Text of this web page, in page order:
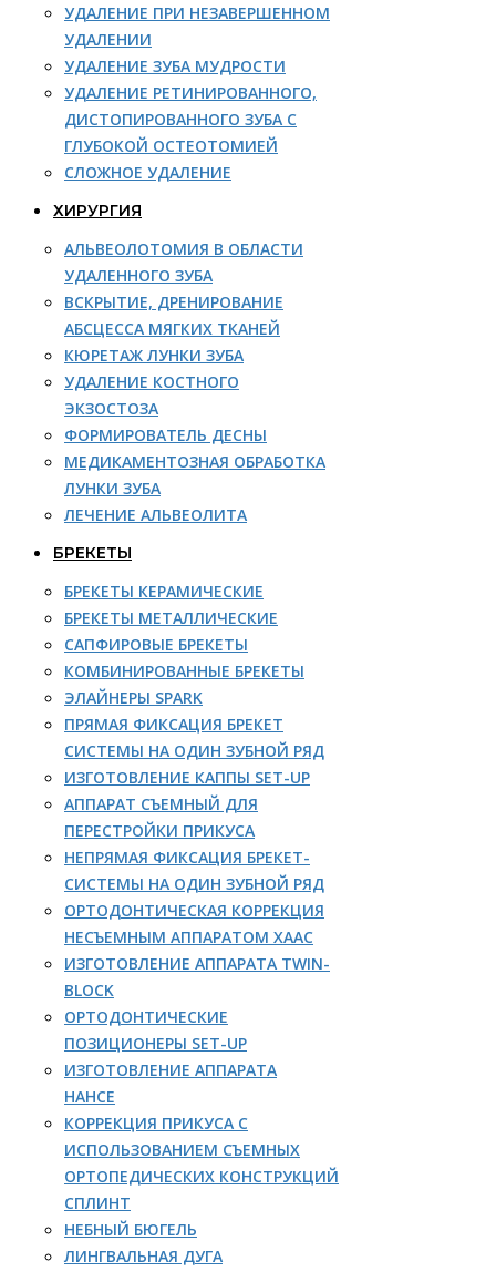
УДАЛЕНИЕ ПРИ НЕЗАВЕРШЕННОМ
УДАЛЕНИИ
УДАЛЕНИЕ ЗУБА МУДРОСТИ
УДАЛЕНИЕ РЕТИНИРОВАННОГО,
ДИСТОПИРОВАННОГО ЗУБА С
ГЛУБОКОЙ ОСТЕОТОМИЕЙ
СЛОЖНОЕ УДАЛЕНИЕ
ХИРУРГИЯ
АЛЬВЕОЛОТОМИЯ В ОБЛАСТИ
УДАЛЕННОГО ЗУБА
ВСКРЫТИЕ, ДРЕНИРОВАНИЕ
АБСЦЕССА МЯГКИХ ТКАНЕЙ
КЮРЕТАЖ ЛУНКИ ЗУБА
УДАЛЕНИЕ КОСТНОГО
ЭКЗОСТОЗА
ФОРМИРОВАТЕЛЬ ДЕСНЫ
МЕДИКАМЕНТОЗНАЯ ОБРАБОТКА
ЛУНКИ ЗУБА
ЛЕЧЕНИЕ АЛЬВЕОЛИТА
БРЕКЕТЫ
БРЕКЕТЫ КЕРАМИЧЕСКИЕ
БРЕКЕТЫ МЕТАЛЛИЧЕСКИЕ
САПФИРОВЫЕ БРЕКЕТЫ
КОМБИНИРОВАННЫЕ БРЕКЕТЫ
ЭЛАЙНЕРЫ SPARK
ПРЯМАЯ ФИКСАЦИЯ БРЕКЕТ
СИСТЕМЫ НА ОДИН ЗУБНОЙ РЯД
ИЗГОТОВЛЕНИЕ КАППЫ SET-UP
АППАРАТ СЪЕМНЫЙ ДЛЯ
ПЕРЕСТРОЙКИ ПРИКУСА
НЕПРЯМАЯ ФИКСАЦИЯ БРЕКЕТ-
СИСТЕМЫ НА ОДИН ЗУБНОЙ РЯД
ОРТОДОНТИЧЕСКАЯ КОРРЕКЦИЯ
НЕСЪЕМНЫМ АППАРАТОМ ХААС
ИЗГОТОВЛЕНИЕ АППАРАТА TWIN-
BLOCK
ОРТОДОНТИЧЕСКИЕ
ПОЗИЦИОНЕРЫ SET-UP
ИЗГОТОВЛЕНИЕ АППАРАТА
НАНСЕ
КОРРЕКЦИЯ ПРИКУСА С
ИСПОЛЬЗОВАНИЕМ СЪЕМНЫХ
ОРТОПЕДИЧЕСКИХ КОНСТРУКЦИЙ
СПЛИНТ
НЕБНЫЙ БЮГЕЛЬ
ЛИНГВАЛЬНАЯ ДУГА